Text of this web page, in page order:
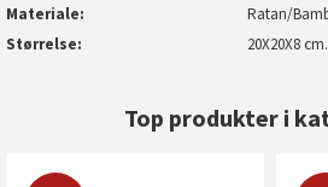
Materiale
Ratan/
Størrelse
20X20X8 cm.
Top produkter i